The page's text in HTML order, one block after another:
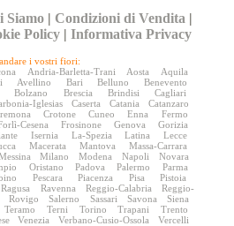
Siamo | Condizioni di Vendita |
Policy |Informativa Privacy
i vostri fiori:
Andria-Barletta-Trani Aosta
Aquila
Avellino Bari Belluno
Benevento
Bolzano Brescia Brindisi
Cagliari
Iglesias Caserta Catania
Catanzaro
Crotone Cuneo Enna
Fermo
Cesena Frosinone Genova
Gorizia
Isernia La-Spezia Latina
Lecce
Macerata Mantova
Massa-Carrara
Milano Modena Napoli
Novara
Oristano Padova Palermo
Parma
Pescara Piacenza Pisa
Pistoia
Ragusa Ravenna Reggio-Calabria
Reggio-
Rovigo Salerno Sassari Savona
Siena
Teramo Terni Torino Trapani
Trento
Venezia Verbano-Cusio-Ossola
Vercelli